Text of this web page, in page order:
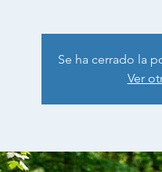
Se ha cerrado la
Ver